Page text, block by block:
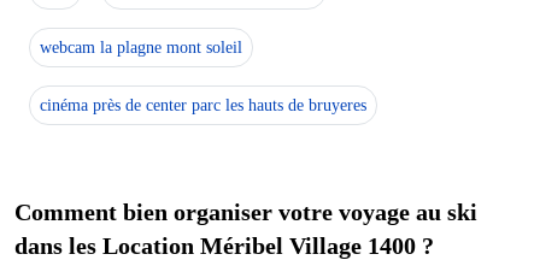
webcam la plagne mont soleil
cinéma près de center parc les hauts de bruyeres
Comment bien organiser votre voyage au ski
dans les Location Méribel Village 1400 ?